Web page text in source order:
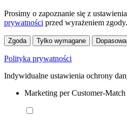
Prosimy o zapoznanie się z
prywatności przed wyrażeniem zgody.
Zgoda Tylko wymagane
Polityka prywatności
Indywidualne ustawienia ochrony
Marketing per Customer-Match